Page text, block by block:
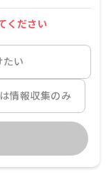
ください
たい
情報収集のみ